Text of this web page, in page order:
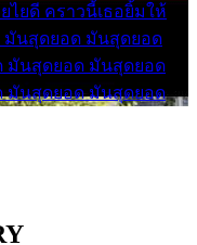
ไยดี คราวนี้เธอยิ้มให้
มันสุดยอด มันสุดยอด
มันสุดยอด มันสุดยอด
มันสุดยอด มันสุดยอด